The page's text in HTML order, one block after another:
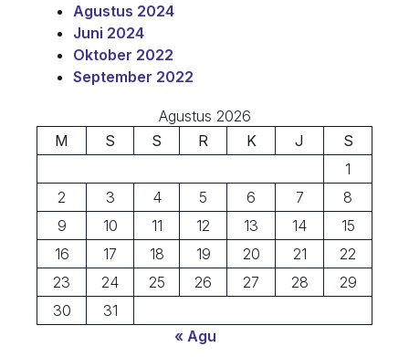
Agustus 2024
Juni 2024
Oktober 2022
September 2022
Agustus 2026
M
S S R K J
S
1
2
3 4 5 6 7
8
9
10 11 12 13 14
15
16
17 18 19 20 21
22
23
24 25 26 27 28
29
30
31
« Agu